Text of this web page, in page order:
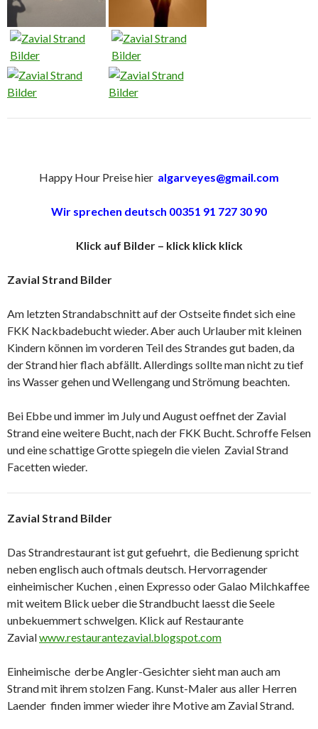
Happy Hour Preise hier algarveyes@gmail.com
Wir sprechen deutsch 00351 91 727 30 90
Klick auf Bilder – klick klick klick
Zavial Strand Bilder
Am letzten Strandabschnitt auf der Ostseite findet sich eine
FKK Nackbadebucht wieder. Aber auch Urlauber mit kleinen
Kindern können im vorderen Teil des Strandes gut baden, da
der Strand hier flach abfällt. Allerdings sollte man nicht zu tief
ins Wasser gehen und Wellengang und Strömung beachten.
Bei Ebbe und immer im July und August oeffnet der Zavial
Strand eine weitere Bucht, nach der FKK Bucht. Schroffe Felsen
und eine schattige Grotte spiegeln die vielen Zavial Strand
Facetten wieder.
Zavial Strand Bilder
Das Strandrestaurant ist gut gefuehrt, die Bedienung spricht
neben englisch auch oftmals deutsch. Hervorragender
einheimischer Kuchen , einen Expresso oder Galao Milchkaffee
mit weitem Blick ueber die Strandbucht laesst die Seele
unbekuemmert schwelgen. Klick auf Restaurante
Zavialwww.restaurantezavial.blogspot.com
Einheimische derbe Angler-Gesichter sieht man auch am
Strand mit ihrem stolzen Fang. Kunst-Maler aus aller Herren
Laender finden immer wieder ihre Motive am Zavial Strand.